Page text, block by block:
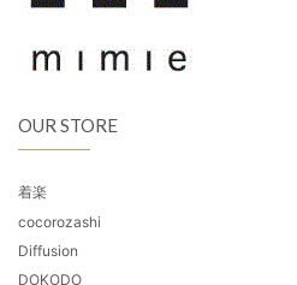
OUR STORE
着楽
cocorozashi
Diffusion
DOKODO